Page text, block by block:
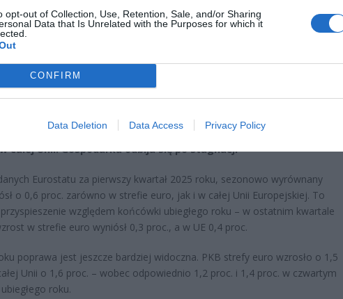
opt-out of Collection, Use, Retention, Sale, and/or Sharing
Data that Is Unrelated with the Purposes for which it
CONFIRM
Data Deletion Data Access Privacy Policy
ad
całej Unii. Gospodarka odbija się po stagnacji
Eurostatu za pierwszy kwartał 2025 roku, sezonowo wyrównany
o 0,6 proc. zarówno w strefie euro, jak i w całej Unii Europejskiej. To
względem końcówki ubiegłego roku – w ostatnim kwartale
w strefie euro wyniósł 0,3 proc., a w UE 0,4 proc.
poprawa jest jeszcze bardziej widoczna. PKB strefy euro wzrosło o 1,5
Unii o 1,6 proc. – wobec odpowiednio 1,2 proc. i 1,4 proc. w czwartym
roku.